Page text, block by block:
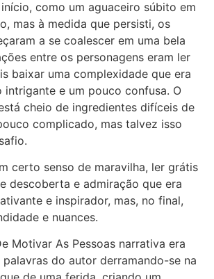
como um aguaceiro súbito em
mas à medida que persisti, os
a se coalescer em uma bela
entre os personagens eram ler
baixar uma complexidade que era
intrigante e um pouco confusa. O
cheio de ingredientes difíceis de
complicado, mas talvez isso
certo senso de maravilha, ler grátis
descoberta e admiração que era
e inspirador, mas, no final,
e nuances.
Motivar As Pessoas narrativa era
do autor derramando-se na